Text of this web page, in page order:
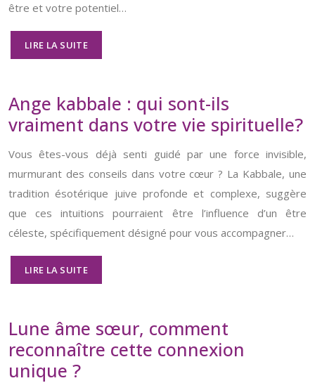
être et votre potentiel…
LIRE LA SUITE
Ange kabbale : qui sont-ils
vraiment dans votre vie spirituelle?
Vous êtes-vous déjà senti guidé par une force invisible,
murmurant des conseils dans votre cœur ? La Kabbale, une
tradition ésotérique juive profonde et complexe, suggère
que ces intuitions pourraient être l’influence d’un être
céleste, spécifiquement désigné pour vous accompagner…
LIRE LA SUITE
Lune âme sœur, comment
reconnaître cette connexion
unique ?